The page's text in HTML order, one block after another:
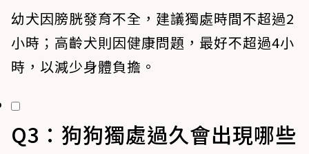
幼犬因膀胱發育不全，建議獨處時間不超過2
小時；高齡犬則因健康問題，最好不超過4小
時，以減少身體負擔。
Q3：狗狗獨處過久會出現哪些